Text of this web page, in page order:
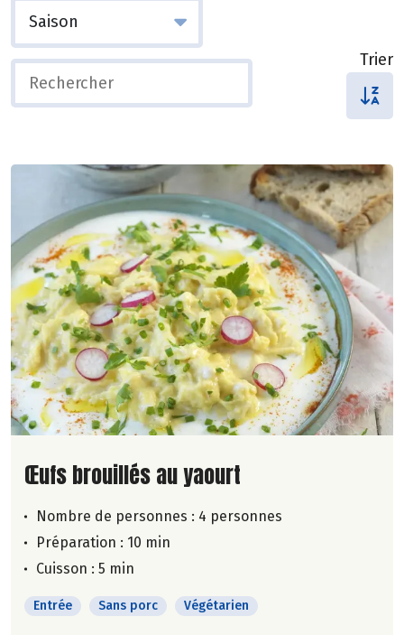
Trier
Lire la suite de la recette
Œufs brouillés au yaourt
Nombre de personnes : 4 personnes
Préparation : 10 min
Cuisson : 5 min
Entrée Sans porc Végétarien